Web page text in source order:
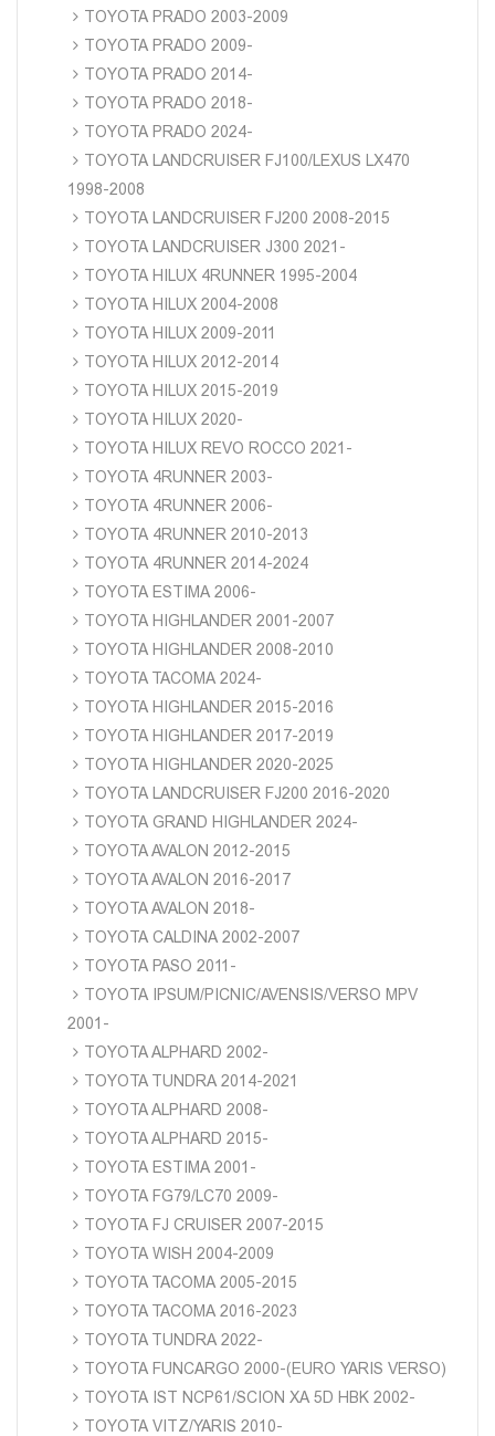
TOYOTA PRADO 2003-2009
TOYOTA PRADO 2009-
TOYOTA PRADO 2014-
TOYOTA PRADO 2018-
TOYOTA PRADO 2024-
TOYOTA LANDCRUISER FJ100/LEXUS LX470
1998-2008
TOYOTA LANDCRUISER FJ200 2008-2015
TOYOTA LANDCRUISER J300 2021-
TOYOTA HILUX 4RUNNER 1995-2004
TOYOTA HILUX 2004-2008
TOYOTA HILUX 2009-2011
TOYOTA HILUX 2012-2014
TOYOTA HILUX 2015-2019
TOYOTA HILUX 2020-
TOYOTA HILUX REVO ROCCO 2021-
TOYOTA 4RUNNER 2003-
TOYOTA 4RUNNER 2006-
TOYOTA 4RUNNER 2010-2013
TOYOTA 4RUNNER 2014-2024
TOYOTA ESTIMA 2006-
TOYOTA HIGHLANDER 2001-2007
TOYOTA HIGHLANDER 2008-2010
TOYOTA TACOMA 2024-
TOYOTA HIGHLANDER 2015-2016
TOYOTA HIGHLANDER 2017-2019
TOYOTA HIGHLANDER 2020-2025
TOYOTA LANDCRUISER FJ200 2016-2020
TOYOTA GRAND HIGHLANDER 2024-
TOYOTA AVALON 2012-2015
TOYOTA AVALON 2016-2017
TOYOTA AVALON 2018-
TOYOTA CALDINA 2002-2007
TOYOTA PASO 2011-
TOYOTA IPSUM/PICNIC/AVENSIS/VERSO MPV
2001-
TOYOTA ALPHARD 2002-
TOYOTA TUNDRA 2014-2021
TOYOTA ALPHARD 2008-
TOYOTA ALPHARD 2015-
TOYOTA ESTIMA 2001-
TOYOTA FG79/LC70 2009-
TOYOTA FJ CRUISER 2007-2015
TOYOTA WISH 2004-2009
TOYOTA TACOMA 2005-2015
TOYOTA TACOMA 2016-2023
TOYOTA TUNDRA 2022-
TOYOTA FUNCARGO 2000-(EURO YARIS VERSO)
TOYOTA IST NCP61/SCION XA 5D HBK 2002-
TOYOTA VITZ/YARIS 2010-